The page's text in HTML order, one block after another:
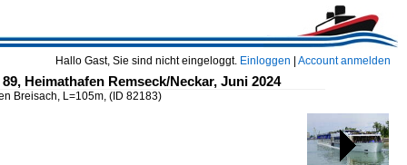
Hallo Gast, Sie sind nicht eingeloggt. Einloggen Account anmelden
Heimathafen Remseck/Neckar, Juni 2024
Breisach, L=105m, (ID 82183)